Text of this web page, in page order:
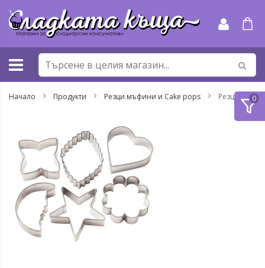
към
съдържанието
Начало Продукти Резци мъфини и Cake pops Резци